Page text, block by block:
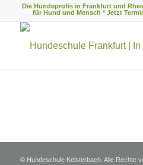
Die Hundeprofis in Frankfurt und
für Hund und Mensch * Jetzt
© Hundeschule Kelsterbach. Alle Rechte